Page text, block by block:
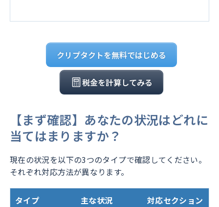
クリプタクトを無料ではじめる
税金を計算してみる
【まず確認】あなたの状況はどれに
当てはまりますか？
現在の状況を以下の3つのタイプで確認してください。
それぞれ対応方法が異なります。
タイプ 主な状況 対応セクション